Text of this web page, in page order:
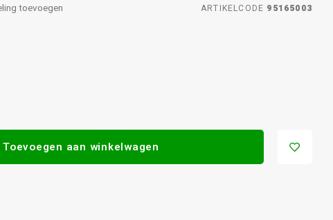
toevoegen ARTIKELCODE 95165003
Toevoegen aan winkelwagen